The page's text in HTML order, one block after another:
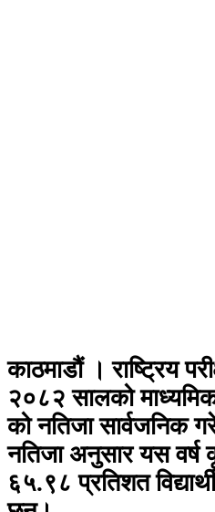
काठमाडौं । राष्ट्रिय
२०८२ सालको माध्यमिक
को नतिजा सार्वजनिक
नतिजा अनुसार यस वर्ष
६५.९८ प्रतिशत